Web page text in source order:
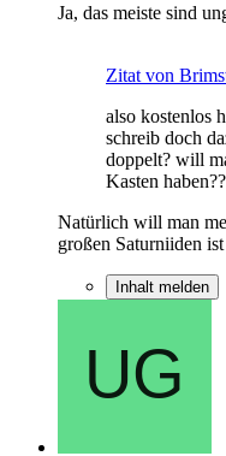
Ja, das meiste sind
Zitat von
also kostenlos
schreib doch
doppelt? will
Kasten haben??
Natürlich will man
großen Saturniiden
Inhalt melden